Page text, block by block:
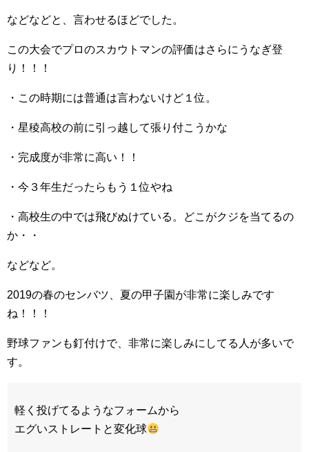
などなどと、言わせるほどでした。
この大会でプロのスカウトマンの評価はさらにうなぎ登
り！！！
・この時期には普通は言わないけど１位。
・星稜高校の前に引っ越して張り付こうかな
・完成度が非常に高い！！
・今３年生だったらもう１位やね
・高校生の中では飛びぬけている。どこがクジを当てるの
か・・
などなど。
2019の春のセンバツ、夏の甲子園が非常に楽しみです
ね！！！
野球ファンも釘付けで、非常に楽しみにしてる人が多いで
す。
軽く投げてるようなフォームから
エグいストレートと変化球